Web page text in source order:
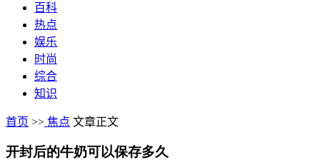
百科
热点
娱乐
时尚
综合
知识
首页 >> 焦点 文章正文
开封后的牛奶可以保存多久